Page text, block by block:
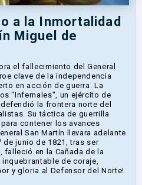
a la Inmortalidad
Miguel de
el fallecimiento del General
clave de la independencia
en acción de guerra. La
"Infernales", un ejército de
la frontera norte del
Su táctica de guerrilla
contener los avances
San Martín llevara adelante
de junio de 1821, tras ser
falleció en la Cañada de la
de coraje,
y gloria al Defensor del Norte!